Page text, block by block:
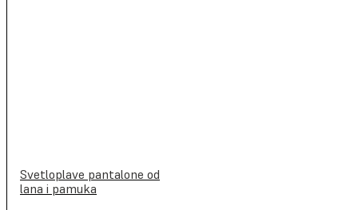
Svetloplave pantalone od
lana i pamuka